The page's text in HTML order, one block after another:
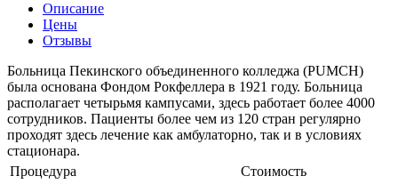
Описание
Цены
Отзывы
Больница Пекинского объединенного колледжа (PUMCH)
была основана Фондом Рокфеллера в 1921 году. Больница
располагает четырьмя кампусами, здесь работает более 4000
сотрудников. Пациенты более чем из 120 стран регулярно
проходят здесь лечение как амбулаторно, так и в условиях
стационара.
Процедура
Стоимость